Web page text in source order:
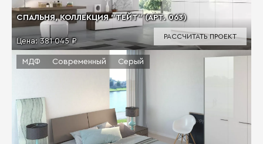
СПАЛЬНЯ, КОЛЛЕКЦИЯ "ТЕЙТ" (АРТ. 063)
Цена:381 045 ₽
РАССЧИТАТЬ ПРОЕКТ
МДФ Современный Серый